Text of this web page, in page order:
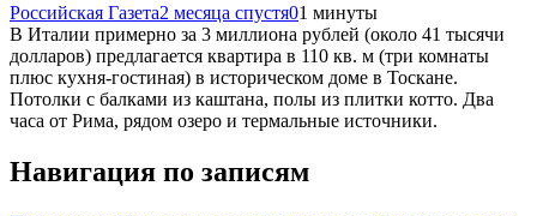
Российская Газета2 месяца спустя01 минуты
В Италии примерно за 3 миллиона рублей (около 41 тысячи
долларов) предлагается квартира в 110 кв. м (три комнаты
плюс кухня-гостиная) в историческом доме в Тоскане.
Потолки с балками из каштана, полы из плитки котто. Два
часа от Рима, рядом озеро и термальные источники.
Навигация по записям